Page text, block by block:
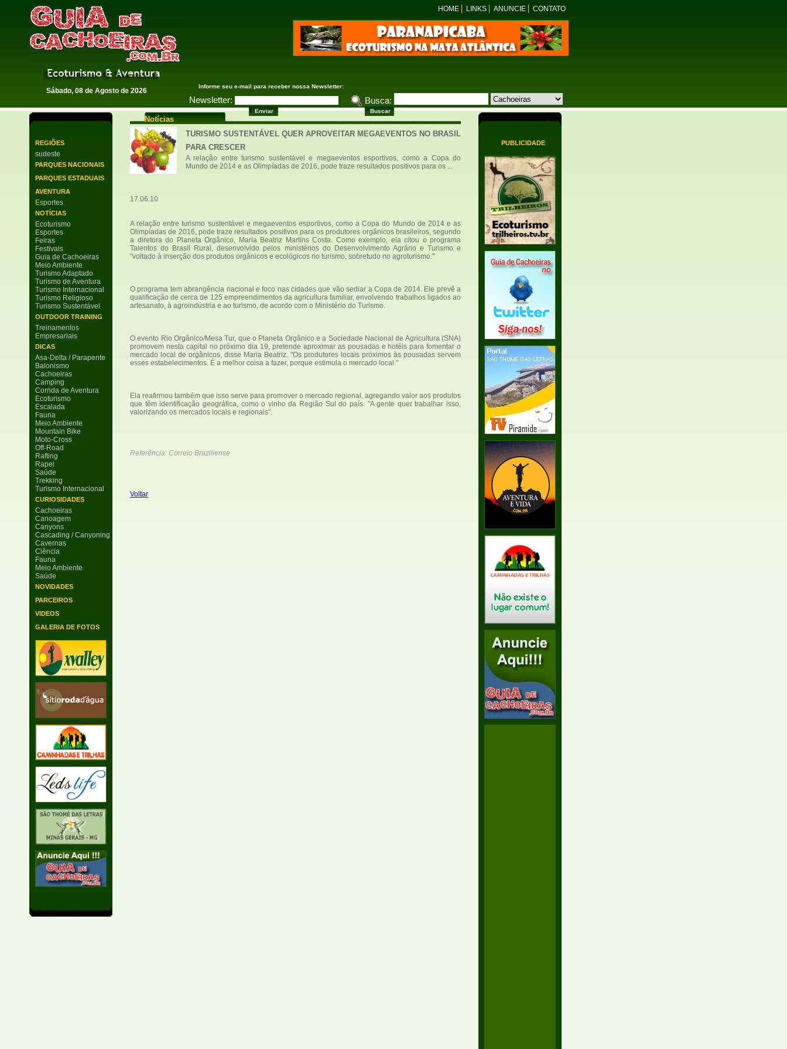
Guia de Cachoeiras HOME LINKS ANUNCIE CONTATO
Sábado, 08 de Agosto de 2026
Busca:
Informe seu e-mail para receber nossa Newsletter:
Newsletter:
REGIÕES
sudeste
PARQUES NACIONAIS
PARQUES ESTADUAIS
AVENTURA
Esportes
NOTÍCIAS
Ecoturismo
Esportes
Feiras
Festivais
Guia de Cachoeiras
Meio Ambiente
Turismo Adaptado
Turismo de Aventura
Turismo Internacional
Turismo Religioso
Turismo Sustentável
OUTDOOR TRAINING
Treinamentos
Empresariais
DICAS
Asa-Delta / Parapente
Balonismo
Cachoeiras
Camping
Corrida de Aventura
Ecoturismo
Escalada
Fauna
Meio Ambiente
Mountain Bike
Moto-Cross
Off-Road
Rafting
Rapel
Saúde
Trekking
Turismo Internacional
CURIOSIDADES
Cachoeiras
Canoagem
Canyons
Cascading / Canyoning
Cavernas
Ciência
Fauna
Meio Ambiente
Saúde
NOVIDADES
PARCEIROS
VIDEOS
GALERIA DE FOTOS
Notícias
TURISMO SUSTENTÁVEL QUER APROVEITAR MEGAEVENTOS NO BRASIL
PARA CRESCER
A relação entre turismo sustentável e megaeventos esportivos, como a Copa do
Mundo de 2014 e as Olimpíadas de 2016, pode traze resultados positivos para os ...
17.06.10
A relação entre turismo sustentável e megaeventos esportivos, como a Copa do Mundo de 2014 e as
Olimpíadas de 2016, pode traze resultados positivos para os produtores orgânicos brasileiros, segundo
a diretora do Planeta Orgânico, Maria Beatriz Martins Costa. Como exemplo, ela citou o programa
Talentos do Brasil Rural, desenvolvido pelos ministérios do Desenvolvimento Agrário e Turismo e
"voltado à inserção dos produtos orgânicos e ecológicos no turismo, sobretudo no agroturismo."
O programa tem abrangência nacional e foco nas cidades que vão sediar a Copa de 2014. Ele prevê a
qualificação de cerca de 125 empreendimentos da agricultura familiar, envolvendo trabalhos ligados ao
artesanato, à agroindústria e ao turismo, de acordo com o Ministério do Turismo.
O evento Rio Orgânico/Mesa Tur, que o Planeta Orgânico e a Sociedade Nacional de Agricultura (SNA)
promovem nesta capital no próximo dia 19, pretende aproximar as pousadas e hotéis para fomentar o
mercado local de orgânicos, disse Maria Beatriz. "Os produtores locais próximos às pousadas servem
esses estabelecimentos. É a melhor coisa a fazer, porque estimula o mercado local."
Ela reafirmou também que isso serve para promover o mercado regional, agregando valor aos produtos
que têm identificação geográfica, como o vinho da Região Sul do país. "A gente quer trabalhar isso,
valorizando os mercados locais e regionais".
Referência: Correio Braziliense
Voltar
PUBLICIDADE